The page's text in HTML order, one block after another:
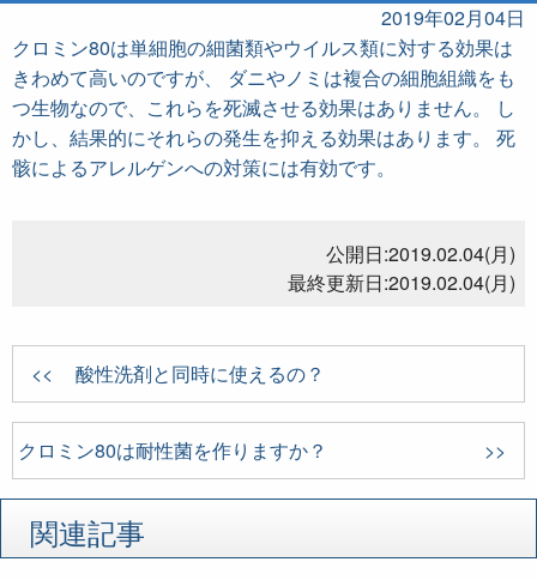
2019年02月04日
クロミン80は単細胞の細菌類やウイルス類に対する効果は
きわめて高いのですが、 ダニやノミは複合の細胞組織をも
つ生物なので、これらを死滅させる効果はありません。 し
かし、結果的にそれらの発生を抑える効果はあります。 死
骸によるアレルゲンへの対策には有効です。
公開日:2019.02.04(月)
最終更新日:2019.02.04(月)
酸性洗剤と同時に使えるの？
クロミン80は耐性菌を作りますか？
関連記事